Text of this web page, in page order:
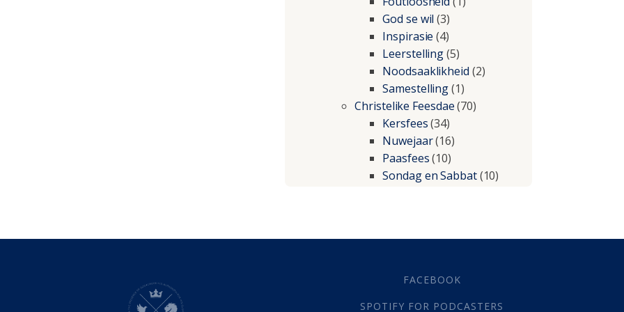
God se wil (3)
Inspirasie (4)
Leerstelling(5)
Noodsaaklikheid (2)
Samestelling(1)
Christelike Feesdae(70)
Kersfees(34)
Nuwejaar(16)
Paasfees(10)
Sondag en Sabbat(10)
Geestelike Groei
FACEBOOK
SPOTIFY FOR PODCASTERS